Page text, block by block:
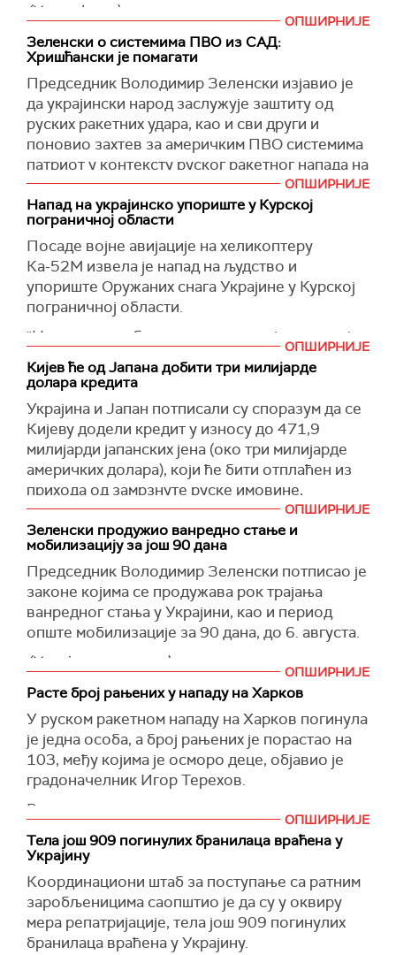
"Размислите о томе, много људи умире сваког
дана, док ми причамо - знате - када се играју
игрица. Тако да нећемо то прихватити, а
видећемо. Међутим, мислим да имамо добре
шансе да решимо проблем", приметио је
амерички председник.
Трамп је рекао да верује да постоје добре
шансе да се "проблем реши".
(Укринформ, Guardian)
(Укринформ)
ОПШИРНИЈЕ
Зеленски о системима ПВО из САД:
Хришћански је помагати
Председник Володимир Зеленски изјавио је
да украјински народ заслужује заштиту од
руских ракетних удара, као и сви други и
поновио захтев за америчким ПВО системима
патриот у контексту руског ракетног напада на
Харков.
"Када се обраћамо партнерима, пре свега
Сједињеним Америчким Државама, за системе
патриот, који могу да заштите од овог руског
зла, од крстарећих ракета, од балистике,
тражимо заштиту коју заслужује свака нација.
И не би требало да буде да неки људи
заслужују више помоћи, а неки мање. А ово је
хришћански начин, да помогнемо", написао је
Зеленски наТелеграму.
Зеленски је подсетио да су спасилачки
радови у Харкову и даље у току након руског
ракетног удара.
(Танјуг)
ОПШИРНИЈЕ
Напад на украјинско упориште у Курској
пограничној области
Посаде војне авијације на хеликоптеру
Ка-52М извела је напад на људство и
упориште Оружаних снага Украјине у Курској
пограничној области.
"Након употребе ваздушног оружја, посада је
извела противракетни маневар, ослободила
топлотне замке и вратила се на место
полетања", наводи се у саопштењу одељења.
Додаје се да су услед дејстава посаде
хеликоптера Ка-52М, припадници Оружаних
снага Украјине уништени.
(Известија)
ОПШИРНИЈЕ
Кијев ће од Јапана добити три милијарде
долара кредита
Украјина и Јапан потписали су споразум да се
Кијеву додели кредит у износу до 471,9
милијарди јапанских јена (око три милијарде
америчких долара), који ће бити отплаћен из
прихода од замрзнуте руске имовине,
саопштило је украјинско Министарство
финансија.
Средства су део механизма за ванредно
убрзање прихода за Украјину (ЕРА) земаља Г7,
у укупном износу од око 50 милијарди
долара.
ОПШИРНИЈЕ
Зеленски продужио ванредно стање и
мобилизацију за још 90 дана
Председник Володимир Зеленски потписао је
законе којима се продужава рок трајања
ванредног стања у Украјини, као и период
опште мобилизације за 90 дана, до 6. августа.
(Украјинска правда)
ОПШИРНИЈЕ
Расте број рањених у нападу на Харков
У руском ракетном нападу на Харков погинула
је једна особа, а број рањених је порастао на
103, међу којима је осморо деце, објавио је
градоначелник Игор Терехов.
Руске снаге су извеле три удара искандерима
на Основјански округ у Харкову. Једна од
ракета експлодирала је у ваздуху у близини
стамбене вишеспратнице.
(Укринформ)
ОПШИРНИЈЕ
Тела још 909 погинулих бранилаца враћена у
Украјину
Координациони штаб за поступање са ратним
заробљеницима саопштио је да су у оквиру
мера репатријације, тела још 909 погинулих
бранилаца враћена у Украјину.